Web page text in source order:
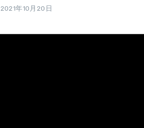
2021年10月20日